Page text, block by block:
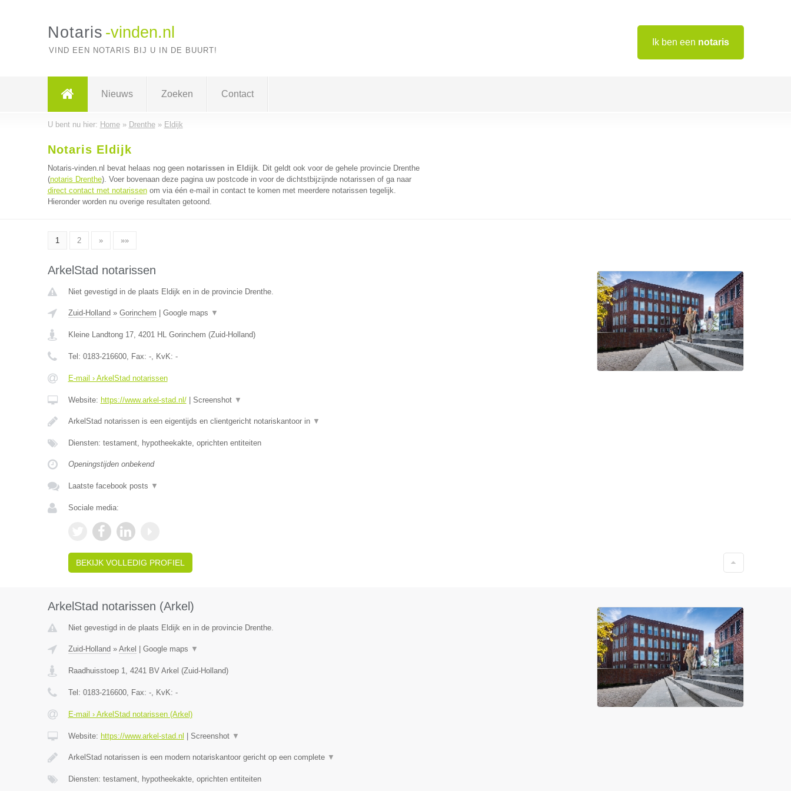
Ik ben een notaris
Notaris -vinden.nl
VIND EEN NOTARIS BIJ U IN DE BUURT!
Nieuws Zoeken Contact
U bent nu hier: Home» Drenthe» Eldijk
Notaris Eldijk
Notaris-vinden.nl bevat helaas nog geen notarissen in Eldijk. Dit geldt ook voor de gehele provincie Drenthe
(notaris Drenthe). Voer bovenaan deze pagina uw postcode in voor de dichtstbijzijnde notarissen of ga naar
direct contact met notarissenom via één e-mail in contact te komen met meerdere notarissen tegelijk.
Hieronder worden nu overige resultaten getoond.
1 2 » »»
ArkelStad notarissen
Niet gevestigd in de plaats Eldijk en in de provincie Drenthe.
Zuid-Holland » Gorinchem Google maps ▼
Kleine Landtong 17, 4201 HL Gorinchem (Zuid-Holland)
Tel: 0183-216600, Fax: -, KvK: -
E-mail › ArkelStad notarissen
Website: https://www.arkel-stad.nl/| Screenshot ▼
ArkelStad notarissen is een eigentijds en clientgericht notariskantoor in ▼
Diensten: testament, hypotheekakte, oprichten entiteiten
Openingstijden onbekend
Laatste facebook posts ▼
Sociale media:
BEKIJK VOLLEDIG PROFIEL
ArkelStad notarissen (Arkel)
Niet gevestigd in de plaats Eldijk en in de provincie Drenthe.
Zuid-Holland » Arkel Google maps ▼
Raadhuisstoep 1, 4241 BV Arkel (Zuid-Holland)
Tel: 0183-216600, Fax: -, KvK: -
E-mail › ArkelStad notarissen (Arkel)
Website: https://www.arkel-stad.nl Screenshot ▼
ArkelStad notarissen is een modern notariskantoor gericht op een complete ▼
Diensten: testament, hypotheekakte, oprichten entiteiten